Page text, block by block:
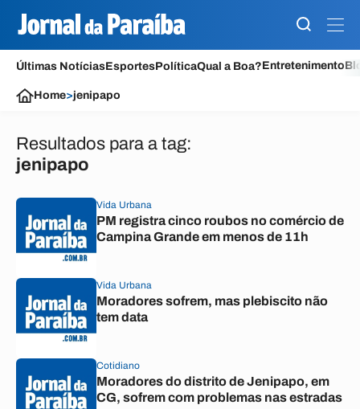
Últimas NotíciasEsportesPolíticaQual a Boa?Entretenimento
Home>jenipapo
Resultados para a tag:
jenipapo
Vida Urbana
PM registra cinco roubos no comércio de
Campina Grande em menos de 11h
Vida Urbana
Moradores sofrem, mas plebiscito não
tem data
Cotidiano
Moradores do distrito de Jenipapo, em
CG, sofrem com problemas nas estradas